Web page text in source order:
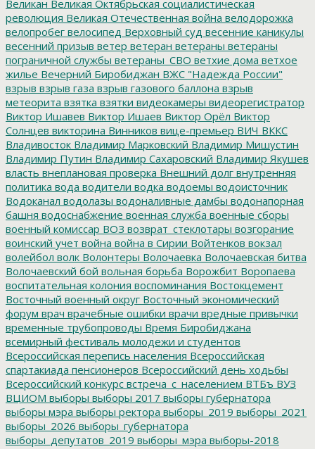
Великан Великая Октябрьская социалистическая
революция Великая Отечественная война велодорожка
велопробег велосипед Верховный суд весенние каникулы
весенний призыв ветер ветеран ветераны ветераны
пограничной службы ветераны_СВО ветхие дома ветхое
жилье Вечерний Биробиджан ВЖС "Надежда России"
взрыв взрыв газа взрыв газового баллона взрыв
метеорита взятка взятки видеокамеры видеорегистратор
Виктор Ишавев Виктор Ишаев Виктор Орёл Виктор
Солнцев викторина Винников вице-премьер ВИЧ ВККС
Владивосток Владимир Марковский Владимир Мишустин
Владимир Путин Владимир Сахаровский Владимир Якушев
власть внеплановая проверка Внешний долг внутренняя
политика вода водители водка водоемы водоисточник
Водоканал водолазы водоналивные дамбы водонапорная
башня водоснабжение военная служба военные сборы
военный комиссар ВОЗ возврат_стеклотары возгорание
воинский учет война война в Сирии Войтенков вокзал
волейбол волк Волонтеры Волочаевка Волочаевская битва
Волочаевский бой вольная борьба Ворожбит Воропаева
воспитательная колония воспоминания Востокцемент
Восточный военный округ Восточный экономический
форум врач врачебные ошибки врачи вредные привычки
временные трубопроводы Время Биробиджана
всемирный фестиваль молодежи и студентов
Всероссийская перепись населения Всероссийская
спартакиада пенсионеров Всероссийский день ходьбы
Всероссийский конкурс встреча_с_населением ВТБъ ВУЗ
ВЦИОМ выборы выборы 2017 выборы губернатора
выборы мэра выборы ректора выборы_2019 выборы_2021
выборы_2026 выборы_губернатора
выборы_депутатов_2019 выборы_мэра выборы-2018